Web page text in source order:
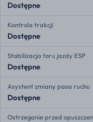
Dostępne
Kontrola trakcji
Dostępne
Stabilizacja toru jazdy ESP
Dostępne
Asystent zmiany pasa ruchu
Dostępne
Ostrzeganie przed